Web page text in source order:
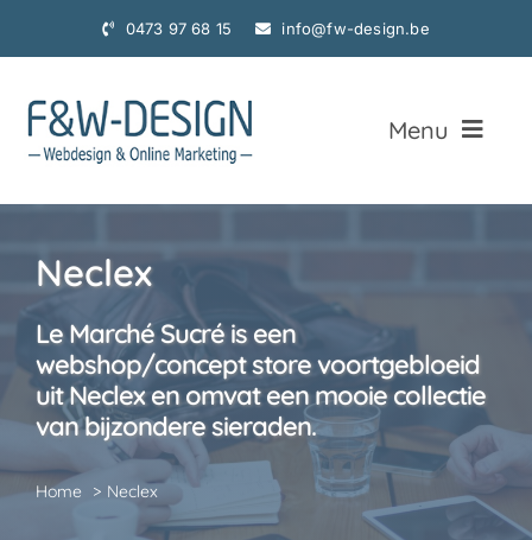
naar
0473 97 68 15 info@fw-design.be
Menu
Webdesign Realisaties
Online Marketing
Fotografie
Contact
Neclex
Le Marché Sucré is een
webshop/concept store voortgebloeid
uit Neclex en omvat een mooie collectie
van bijzondere sieraden.
Home Neclex